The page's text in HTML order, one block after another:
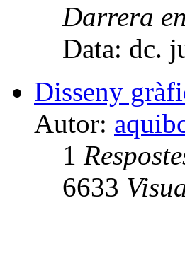
Darrera
Data: dc.
Disseny
Autor:
1
6633